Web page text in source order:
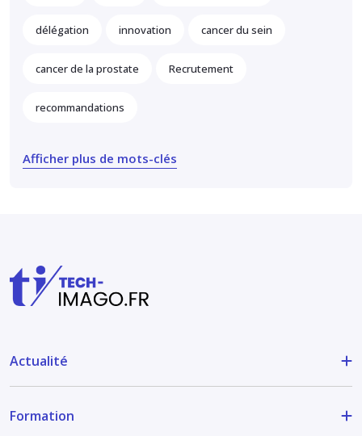
délégation innovation cancer du sein
cancer de la prostate Recrutement
recommandations
Afficher plus de mots-clés
Actualité
Formation